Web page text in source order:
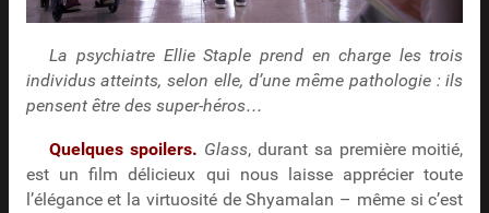
La psychiatre Ellie Staple prend en charge les trois
individus atteints, selon elle, d’une même pathologie : ils
pensent être des super-héros…
Quelques spoilers. Glass, durant sa première moitié,
est un film délicieux qui nous laisse apprécier toute
l’élégance et la virtuosité de Shyamalan – même si c’est